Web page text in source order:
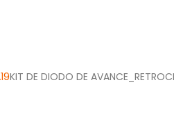
KIT DE DIODO DE